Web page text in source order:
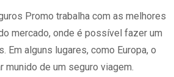
Promo trabalha com as melhores
mercado, onde é possível fazer um
Em alguns lugares, como Europa, o
munido de um seguro viagem.